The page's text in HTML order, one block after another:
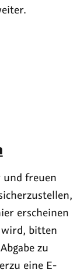
und freuen
erscheinen
bitten
zu
eine E-